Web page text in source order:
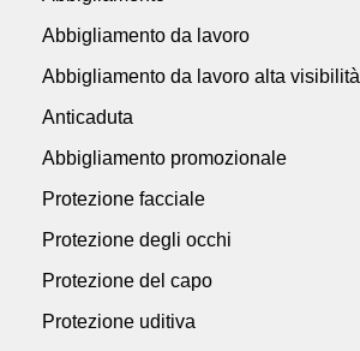
Abbigliamento da lavoro
Abbigliamento da lavoro alta visibilità
Anticaduta
Abbigliamento promozionale
Protezione facciale
Protezione degli occhi
Protezione del capo
Protezione uditiva